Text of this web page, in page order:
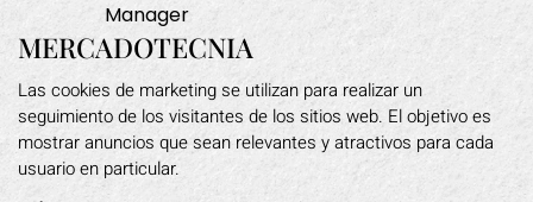
Manager
MERCADOTECNIA
Las cookies de marketing se utilizan para realizar un
seguimiento de los visitantes de los sitios web. El objetivo es
mostrar anuncios que sean relevantes y atractivos para cada
usuario en particular.